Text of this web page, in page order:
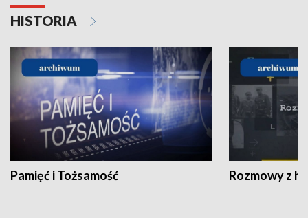
HISTORIA
Pamięć i Tożsamość Rozmowy z